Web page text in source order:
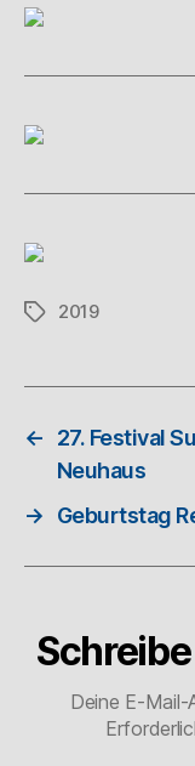
2019
←
27. Festival
Neuhaus
→
Geburtstag
Deine E-